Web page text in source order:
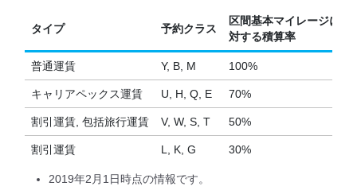
タイプ 予約クラス
区間基本マイレージに
対する積算率
普通運賃 Y, B, M 100%
キャリアペックス運賃 U, H, Q, E 70%
割引運賃, 包括旅行運賃 V, W, S, T 50%
割引運賃 L, K, G 30%
2019年2月1日時点の情報です。